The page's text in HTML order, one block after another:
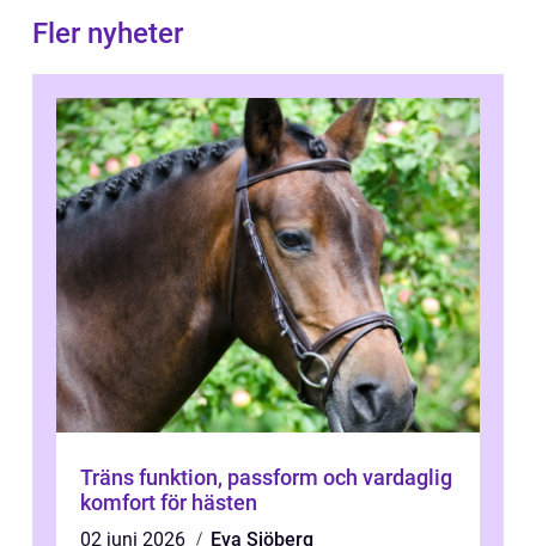
Fler nyheter
Träns funktion, passform och vardaglig
komfort för hästen
02 juni 2026
Eva Sjöberg